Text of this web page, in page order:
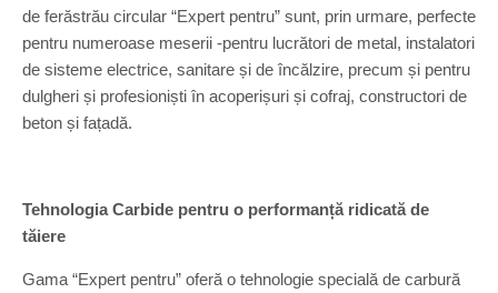
de ferăstrău circular “Expert pentru” sunt, prin urmare, perfecte
pentru numeroase meserii -pentru lucrători de metal, instalatori
de sisteme electrice, sanitare și de încălzire, precum și pentru
dulgheri și profesioniști în acoperișuri și cofraj, constructori de
beton și fațadă.
Tehnologia Carbide pentru o performanță ridicată de
tăiere
Gama “Expert pentru” oferă o tehnologie specială de carbură